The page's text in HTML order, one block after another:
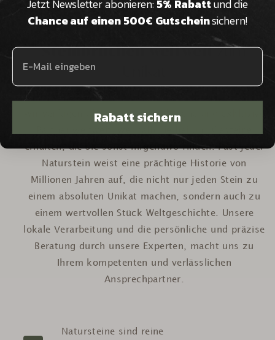
Auseigenen
Steinbrüchen weltweitzum
Wir verfügen über eigene Steinbrüche und exklusive
erhalten, die Sie sonst nirgendwo finden. Fast jeder
Naturstein weist eine prächtige Historie von
Millionen Jahren auf, die nicht nur jeden Stein zu
einem absoluten Unikat machen, sondern auch zu
einem wertvollen Stück Weltgeschichte. Unsere
lokale Verarbeitung und die persönliche und präzise
Beratung durch unsere Experten, macht uns zu
Ihrem kompetenten und verlässlichen
Ansprechpartner.
Natursteine sind reine
Jetzt Newsletter abonieren:5% Rabattund die
Chance auf einen 500€ Gutscheinsichern!
Rabatt sichern